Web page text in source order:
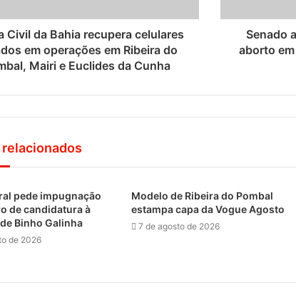
Civil da Bahia recupera celulares
em operações em Ribeira do
Mairi e Euclides da Cunha
Senado
aborto
pede impugnação
de candidatura à
Binho Galinha
de 2026
Modelo de Ribeira do Pombal
estampa capa da Vogue Agosto
7 de agosto de 2026